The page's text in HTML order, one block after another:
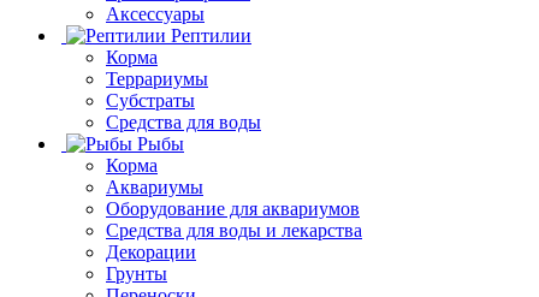
Аксессуары
Рептилии
Корма
Террариумы
Субстраты
Средства для воды
Рыбы
Корма
Аквариумы
Оборудование для аквариумов
Средства для воды и лекарства
Декорации
Грунты